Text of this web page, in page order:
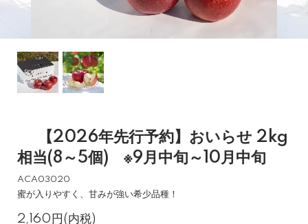
【2026年先行予約】おいらせ 2kg
相当(8～5個) ※9月中旬～10月中旬
ACA03020
蜜が入りやすく、甘みが強い希少品種！
2,160円(内税)